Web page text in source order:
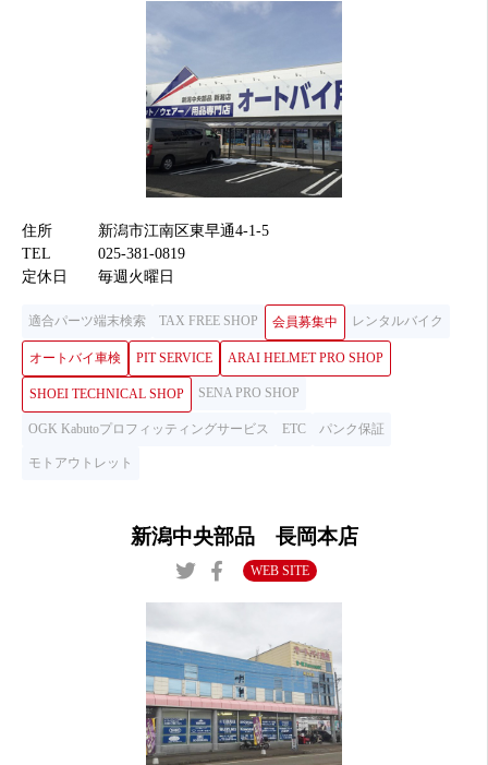
住所
新潟市江南区東早通4-1-5
TEL
025-381-0819
定休日
毎週火曜日
適合パーツ端末検索 TAX FREE SHOP 会員募集中 レンタルバイク
オートバイ車検 PIT SERVICE ARAI HELMET PRO SHOP
SHOEI TECHNICAL SHOP SENA PRO SHOP
OGK Kabutoプロフィッティングサービス ETC パンク保証
モトアウトレット
新潟中央部品 長岡本店
WEB SITE